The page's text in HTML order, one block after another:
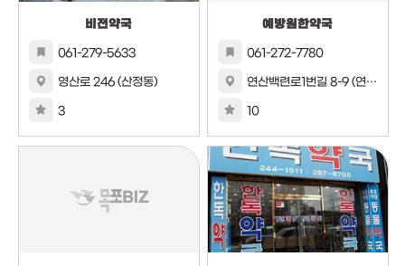
비전약국
061-279-5633
영산로 246 (산정동)
3
예방원한약국
061-272-7780
연산백련로1번길 8-9 (연산동)
10